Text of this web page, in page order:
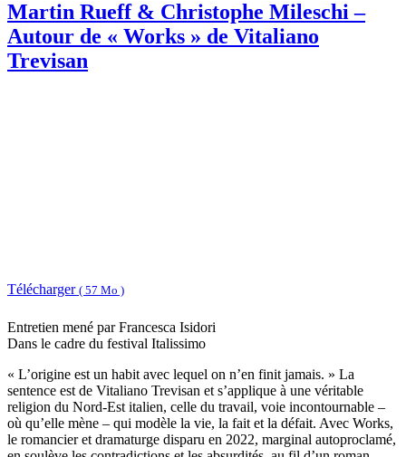
Martin Rueff & Christophe Mileschi –
Autour de « Works » de Vitaliano
Trevisan
Télécharger ( 57 Mo )
Entretien mené par Francesca Isidori
Dans le cadre du festival Italissimo
« L’origine est un habit avec lequel on n’en finit jamais. » La
sentence est de Vitaliano Trevisan et s’applique à une véritable
religion du Nord-Est italien, celle du travail, voie incontournable –
où qu’elle mène – qui modèle la vie, la fait et la défait. Avec Works,
le romancier et dramaturge disparu en 2022, marginal autoproclamé,